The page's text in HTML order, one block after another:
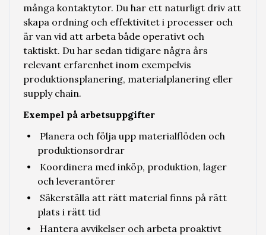
många kontaktytor. Du har ett naturligt driv att
skapa ordning och effektivitet i processer och
är van vid att arbeta både operativt och
taktiskt. Du har sedan tidigare några års
relevant erfarenhet inom exempelvis
produktionsplanering, materialplanering eller
supply chain.
Exempel på arbetsuppgifter
Planera och följa upp materialflöden och
produktionsordrar
Koordinera med inköp, produktion, lager
och leverantörer
Säkerställa att rätt material finns på rätt
plats i rätt tid
Hantera avvikelser och arbeta proaktivt